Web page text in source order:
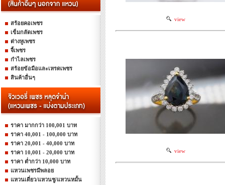
สร้อยคอเพชร
เข็มกลัดเพชร
ต่างหูเพชร
จี้เพชร
กำไลเพชร
สร้อยข้อมือและเหรดเพชร
สินค้าอื่นๆ
ราคา มากกว่า 100,001 บาท
ราคา 40,001 - 100,000 บาท
ราคา 20,001 - 40,000 บาท
ราคา 10,001 - 20,000 บาท
ราคา ต่ำกว่า 10,000 บาท
แหวนเพชรมีพลอย
แหวนเดี่ยว/แหวนชู/แหวนหมั้น
view
view